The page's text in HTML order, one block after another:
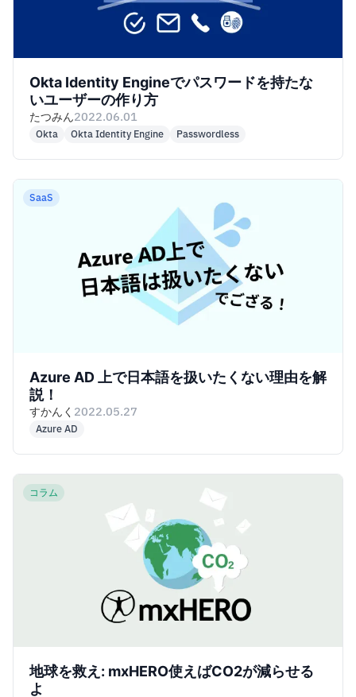
Okta Identity Engineでパスワードを持たな
いユーザーの作り方
たつみん2022.06.01
Okta Okta Identity Engine Passwordless
SaaS
Azure AD 上で日本語を扱いたくない理由を解
説！
すかんく 2022.05.27
Azure AD
コラム
地球を救え: mxHERO使えばCO2が減らせる
よ